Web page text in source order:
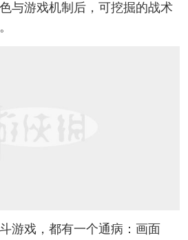
游戏机制后，可挖掘的战术
戏，都有一个通病：画面